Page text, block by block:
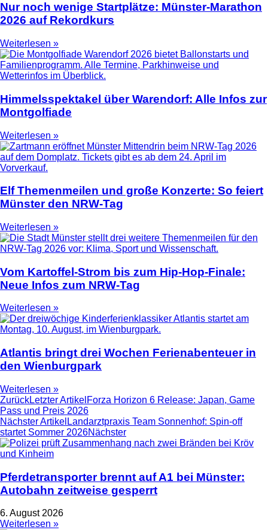
Nur noch wenige Startplätze: Münster-Marathon
2026 auf Rekordkurs
Weiterlesen »
Himmelsspektakel über Warendorf: Alle Infos zur
Montgolfiade
Weiterlesen »
Elf Themenmeilen und große Konzerte: So feiert
Münster den NRW-Tag
Weiterlesen »
Vom Kartoffel-Strom bis zum Hip-Hop-Finale:
Neue Infos zum NRW-Tag
Weiterlesen »
Atlantis bringt drei Wochen Ferienabenteuer in
den Wienburgpark
Weiterlesen »
ZurückLetzter Artikel Forza Horizon 6 Release: Japan, Game
Pass und Preis 2026
Nächster Artikel Landarztpraxis Team Sonnenhof: Spin-off
startet Sommer 2026Nächster
Pferdetransporter brennt auf A1 bei Münster:
Autobahn zeitweise gesperrt
6. August 2026
Weiterlesen »